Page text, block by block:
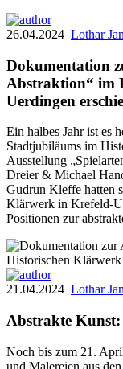
26.04.2024 Lothar
Dokumentation
Abstraktion“ im
Uerdingen
Ein halbes Jahr ist es
Stadtjubiläums im
Ausstellung
Dreier & Michael
Gudrun Kleffe hatten
Klärwerk in Krefeld-
Positionen zur
21.04.2024 Lothar
Abstrakte
Noch bis zum 21.
und Malereien aus